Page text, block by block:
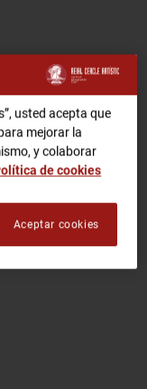
usted acepta que
mejorar la
y colaborar
de cookies
Aceptar cookies